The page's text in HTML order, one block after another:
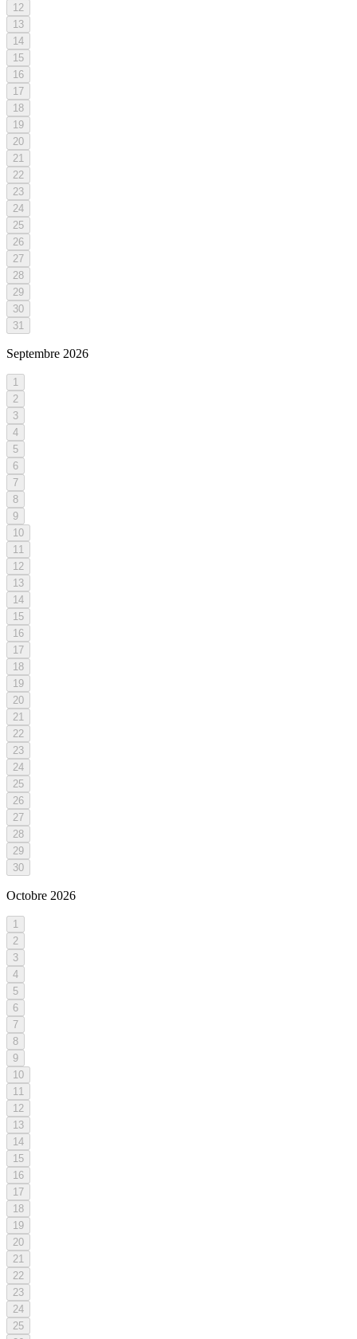
12
13
14
15
16
17
18
19
20
21
22
23
24
25
26
27
28
29
30
31
Septembre 2026
1
2
3
4
5
6
7
8
9
10
11
12
13
14
15
16
17
18
19
20
21
22
23
24
25
26
27
28
29
30
Octobre 2026
1
2
3
4
5
6
7
8
9
10
11
12
13
14
15
16
17
18
19
20
21
22
23
24
25